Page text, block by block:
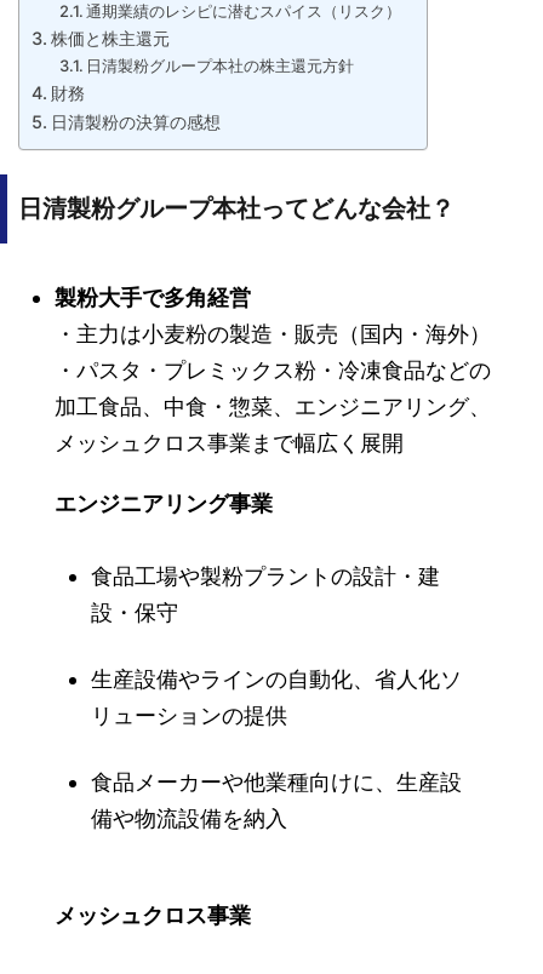
通期業績のレシピに潜むスパイス（リスク）
株価と株主還元
日清製粉グループ本社の株主還元方針
財務
日清製粉の決算の感想
日清製粉グループ本社ってどんな会社？
製粉大手で多角経営
・主力は小麦粉の製造・販売（国内・海外）
・パスタ・プレミックス粉・冷凍食品などの
加工食品、中食・惣菜、エンジニアリング、
メッシュクロス事業まで幅広く展開
エンジニアリング事業
食品工場や製粉プラントの設計・建
設・保守
生産設備やラインの自動化、省人化ソ
リューションの提供
食品メーカーや他業種向けに、生産設
備や物流設備を納入
メッシュクロス事業